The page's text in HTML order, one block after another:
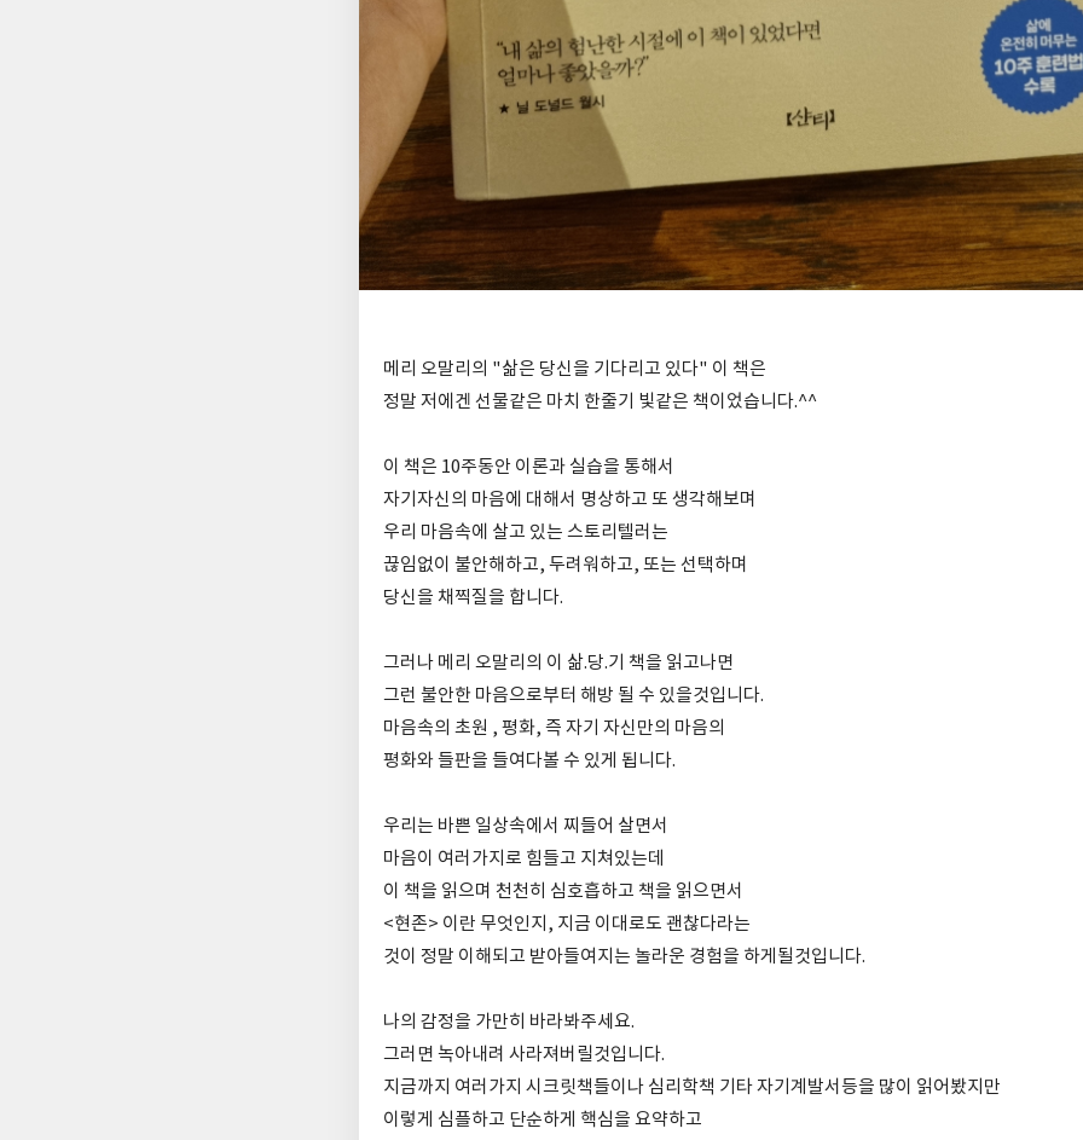
메리 오말리의 "삶은 당신을 기다리고 있다" 이 책은
정말 저에겐 선물같은 마치 한줄기 빛같은 책이었습니다.^^
이 책은 10주동안 이론과 실습을 통해서
자기자신의 마음에 대해서 명상하고 또 생각해보며
우리 마음속에 살고 있는 스토리텔러는
끊임없이 불안해하고, 두려워하고, 또는 선택하며
당신을 채찍질을 합니다.
그러나 메리 오말리의 이 삶.당.기 책을 읽고나면
그런 불안한 마음으로부터 해방 될 수 있을것입니다.
마음속의 초원 , 평화, 즉 자기 자신만의 마음의
평화와 들판을 들여다볼 수 있게 됩니다.
우리는 바쁜 일상속에서 찌들어 살면서
마음이 여러가지로 힘들고 지쳐있는데
이 책을 읽으며 천천히 심호흡하고 책을 읽으면서
<현존> 이란 무엇인지, 지금 이대로도 괜찮다라는
것이 정말 이해되고 받아들여지는 놀라운 경험을 하게될것입니다.
나의 감정을 가만히 바라봐주세요.
그러면 녹아내려 사라져버릴것입니다.
지금까지 여러가지 시크릿책들이나 심리학책 기타 자기계발서등을 많이 읽어봤지만
이렇게 심플하고 단순하게 핵심을 요약하고